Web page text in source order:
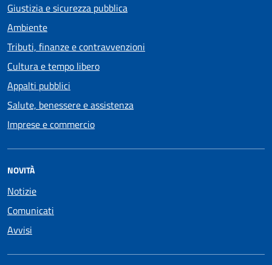
Giustizia e sicurezza pubblica
Ambiente
Tributi, finanze e contravvenzioni
Cultura e tempo libero
Appalti pubblici
Salute, benessere e assistenza
Imprese e commercio
NOVITÀ
Notizie
Comunicati
Avvisi